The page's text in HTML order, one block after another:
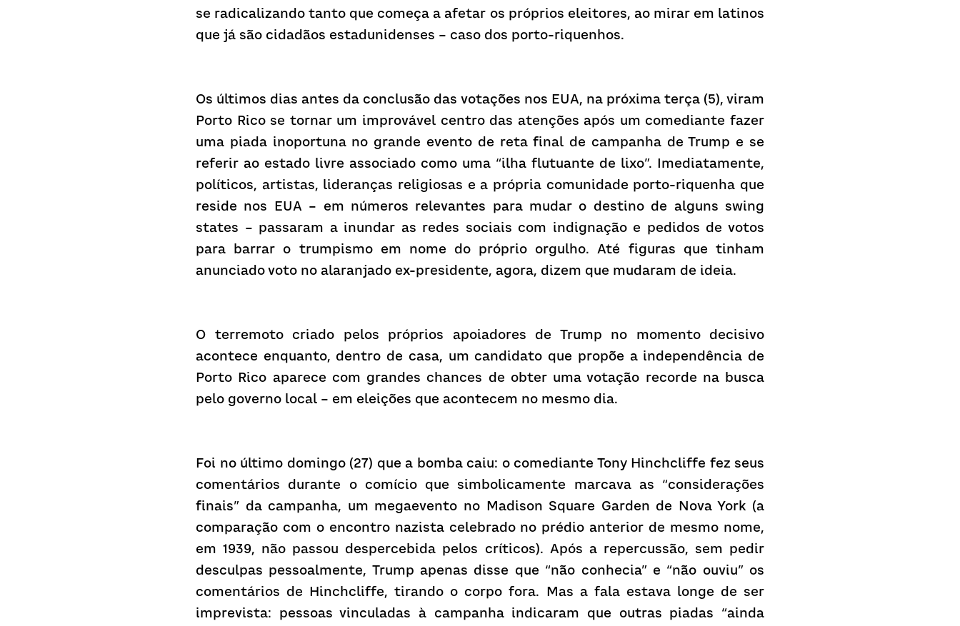
se radicalizando tanto que começa a afetar os próprios eleitores, ao mirar em latinos
que já são cidadãos estadunidenses – caso dos porto-riquenhos.
Os últimos dias antes da conclusão das votações nos EUA, na próxima terça (5), viram
Porto Rico se tornar um improvável centro das atenções após um comediante fazer
uma piada inoportuna no grande evento de reta final de campanha de Trump e se
referir ao estado livre associado como uma “ilha flutuante de lixo”. Imediatamente,
políticos, artistas, lideranças religiosas e a própria comunidade porto-riquenha que
reside nos EUA – em números relevantes para mudar o destino de alguns swing
states – passaram a inundar as redes sociais com indignação e pedidos de votos
para barrar o trumpismo em nome do próprio orgulho. Até figuras que tinham
anunciado voto no alaranjado ex-presidente, agora, dizem que mudaram de ideia.
O terremoto criado pelos próprios apoiadores de Trump no momento decisivo
acontece enquanto, dentro de casa, um candidato que propõe a independência de
Porto Rico aparece com grandes chances de obter uma votação recorde na busca
pelo governo local – em eleições que acontecem no mesmo dia.
Foi no último domingo (27) que a bomba caiu: o comediante Tony Hinchcliffe fez seus
comentários durante o comício que simbolicamente marcava as “considerações
finais” da campanha, um megaevento no Madison Square Garden de Nova York (a
comparação com o encontro nazista celebrado no prédio anterior de mesmo nome,
em 1939, não passou despercebida pelos críticos). Após a repercussão, sem pedir
desculpas pessoalmente, Trump apenas disse que “não conhecia” e “não ouviu” os
comentários de Hinchcliffe, tirando o corpo fora. Mas a fala estava longe de ser
imprevista: pessoas vinculadas à campanha indicaram que outras piadas “ainda